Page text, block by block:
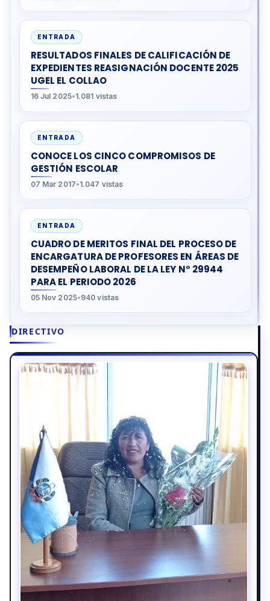
DIRECTIVO
ENTRADA
RESULTADOS FINALES DE CALIFICACIÓN DE
EXPEDIENTES REASIGNACIÓN DOCENTE 2025
UGEL EL COLLAO
16 Jul 2025•1.081 vistas
ENTRADA
CONOCE LOS CINCO COMPROMISOS DE
GESTIÓN ESCOLAR
07 Mar 2017•1.047 vistas
ENTRADA
CUADRO DE MERITOS FINAL DEL PROCESO DE
ENCARGATURA DE PROFESORES EN ÁREAS DE
DESEMPEÑO LABORAL DE LA LEY N° 29944
PARA EL PERIODO 2026
05 Nov 2025•940 vistas